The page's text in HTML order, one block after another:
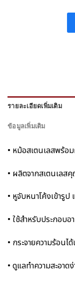
รายละเอียดเพิ่มเติม
ข้อมูลเพิ่มเติม
• หม้อสเตนเลสพร้อ
• ผลิตจากสเตนเลส
• หูจับหนาโค้งเข้ารู
• ใช้สำหรับประกอบ
• กระจายความร้อนไ
• ดูแลทำความสะอาด